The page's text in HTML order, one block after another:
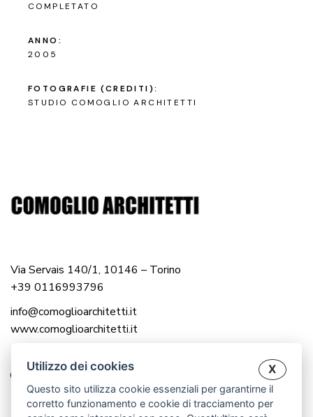
COMPLETATO
ANNO:
2005
FOTOGRAFIE (CREDITI):
STUDIO COMOGLIO ARCHITETTI
Via Servais 140/1, 10146 – Torino
+39 0116993796
info@comoglioarchitetti.it
www.comoglioarchitetti.it
Utilizzo dei cookies X
Questo sito utilizza cookie essenziali per garantirne il
corretto funzionamento e cookie di tracciamento per